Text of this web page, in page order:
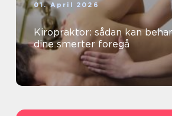
01. April 2026
Kiropraktor: sådan kan
dine smerter foregå